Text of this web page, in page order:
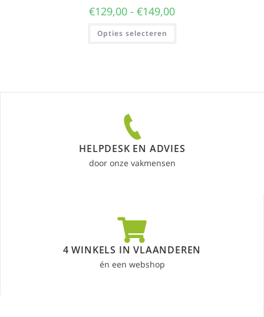
€129,00 - €149,00
Opties selecteren
HELPDESK EN ADVIES
door onze vakmensen
4 WINKELS IN VLAANDEREN
én een webshop